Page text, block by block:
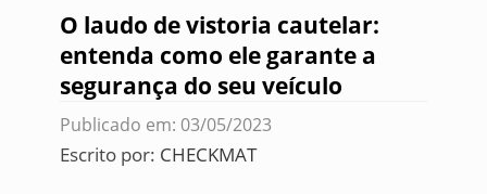
O laudo de vistoria cautelar:
entenda como ele garante a
segurança do seu veículo
Publicado em: 03/05/2023
Escrito por: CHECKMAT